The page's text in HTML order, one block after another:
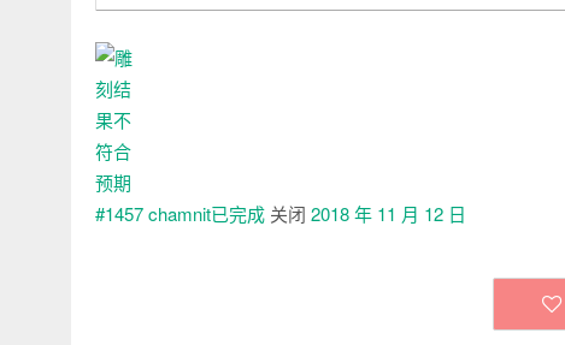
chamnit已完成 关闭 2018 年 11 月 12 日